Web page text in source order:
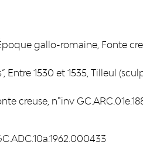
gallo-romaine, Fonte
Entre 1530 et 1535, Tilleul
creuse, n°inv